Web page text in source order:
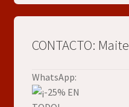
CONTACTO: Maite
WhatsApp: